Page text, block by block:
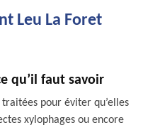
Leu La Foret
qu’il faut savoir
pour éviter qu’elles
xylophages ou encore